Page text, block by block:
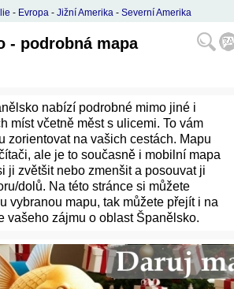
- Evropa - Jižní Amerika - Severní Amerika
- podrobná mapa
nabízí podrobné mimo jiné i
míst včetně měst s ulicemi. To vám
zorientovat na vašich cestách. Mapu
ale je to současně i mobilní mapa
ji zvětšit nebo zmenšit a posouvat ji
dolů. Na této stránce si můžete
vybranou mapu, tak můžete přejít i na
vašeho zájmu o oblast Španělsko.